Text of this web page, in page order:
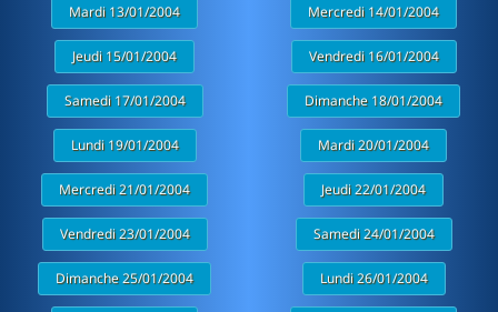
Mardi 13/01/2004 Mercredi 14/01/2004
Jeudi 15/01/2004 Vendredi 16/01/2004
Samedi 17/01/2004 Dimanche 18/01/2004
Lundi 19/01/2004 Mardi 20/01/2004
Mercredi 21/01/2004 Jeudi 22/01/2004
Vendredi 23/01/2004 Samedi 24/01/2004
Dimanche 25/01/2004 Lundi 26/01/2004